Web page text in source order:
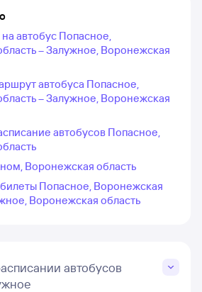
автобус Попасное,
– Залужное, Воронежская
автобуса Попасное,
– Залужное, Воронежская
автобусов Попасное,
Воронежская область
Попасное, Воронежская
Воронежская область
автобусов